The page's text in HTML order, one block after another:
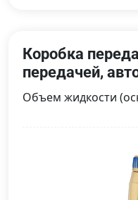
Коробка
передачей,
Объем жидкости